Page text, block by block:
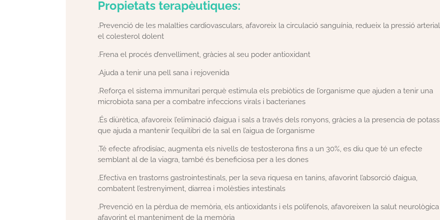
Propietats terapèutiques:
.Prevenció de les malalties cardiovasculars, afavoreix la circulació sanguínia, redueix la pressió
el colesterol dolent
.Frena el procés d’envelliment, gràcies al seu poder antioxidant
.Ajuda a tenir una pell sana i rejovenida
.Reforça el sistema immunitari perquè estimula els prebiòtics de l’organisme que ajuden a tenir una
microbiota sana per a combatre infeccions virals i bacterianes
.És diürètica, afavoreix l’eliminació d’aigua i sals a través dels ronyons, gràcies a la presencia de
que ajuda a mantenir l’equilibri de la sal en l’aigua de l’organisme
.Té efecte afrodisíac, augmenta els nivells de testosterona fins a un 30%, es diu que té un efecte
semblant al de la viagra, també és beneficiosa per a les dones
.Efectiva en trastorns gastrointestinals, per la seva riquesa en tanins, afavorint l’absorció d’aigua,
combatent l’estrenyiment, diarrea i molèsties intestinals
.Prevenció en la pèrdua de memòria, els antioxidants i els polifenols, afavoreixen la salut neurològica
afavorint el manteniment de la memòria